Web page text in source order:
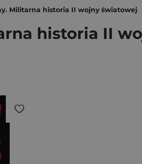
Militarna historia II wojny światowej
historia II